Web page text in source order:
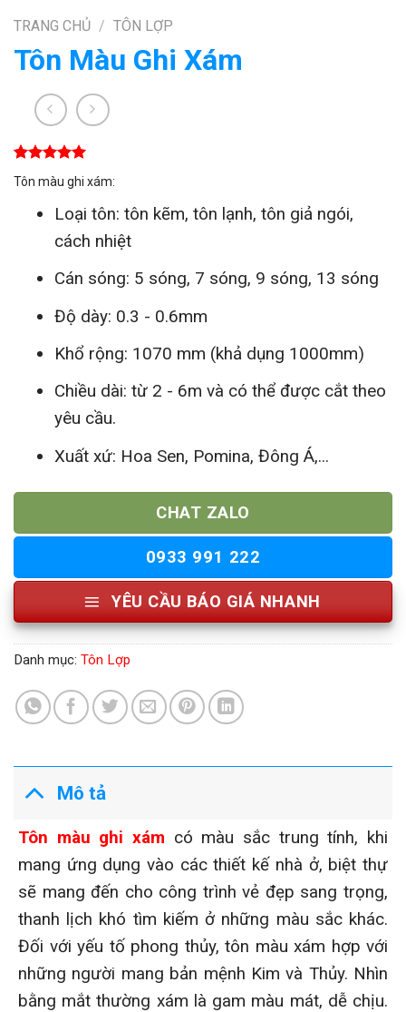
TRANG CHỦ / TÔN LỢP
Tôn Màu Ghi Xám
5.00
trên 5
dựa trên
1
Tôn màu ghi xám:
Loại tôn: tôn kẽm, tôn lạnh, tôn giả ngói,
cách nhiệt
Cán sóng: 5 sóng, 7 sóng, 9 sóng, 13 sóng
Độ dày: 0.3 - 0.6mm
Khổ rộng: 1070 mm (khả dụng 1000mm)
Chiều dài: từ 2 - 6m và có thể được cắt theo
yêu cầu.
Xuất xứ: Hoa Sen, Pomina, Đông Á,...
CHAT ZALO
0933 991 222
YÊU CẦU BÁO GIÁ NHANH
Danh mục: Tôn Lợp
Mô tả
Tôn màu ghi xám có màu sắc trung tính, khi
mang ứng dụng vào các thiết kế nhà ở, biệt thự
sẽ mang đến cho công trình vẻ đẹp sang trọng,
thanh lịch khó tìm kiếm ở những màu sắc khác.
Đối với yếu tố phong thủy, tôn màu xám hợp với
những người mang bản mệnh Kim và Thủy. Nhìn
bằng mắt thường xám là gam màu mát, dễ chịu.